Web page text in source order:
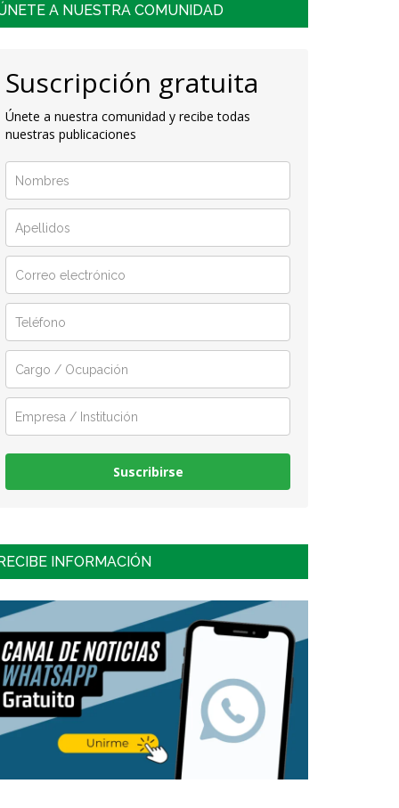
A NUESTRA COMUNIDAD
Suscripción gratuita
Únete a nuestra comunidad y recibe todas
nuestras publicaciones
Suscribirse
INFORMACIÓN